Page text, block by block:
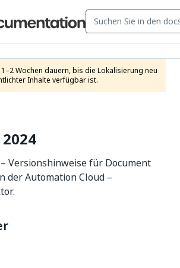
1–2 Wochen dauern, bis die Lokalisierung neu
Inhalte verfügbar ist.
Versionshinweise für Document
der Automation Cloud –